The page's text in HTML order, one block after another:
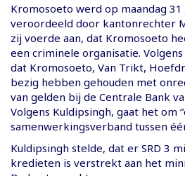
Kromosoeto werd op maandag 31
veroordeeld door kantonrechter
zij voerde aan, dat Kromosoeto
een criminele organisatie.
dat Kromosoeto, Van Trikt,
bezig hebben gehouden met
van gelden bij de Centrale Bank
Volgens Kuldipsingh, gaat het om
samenwerkingsverband tussen
Kuldipsingh stelde, dat er SRD 3
kredieten is verstrekt aan het